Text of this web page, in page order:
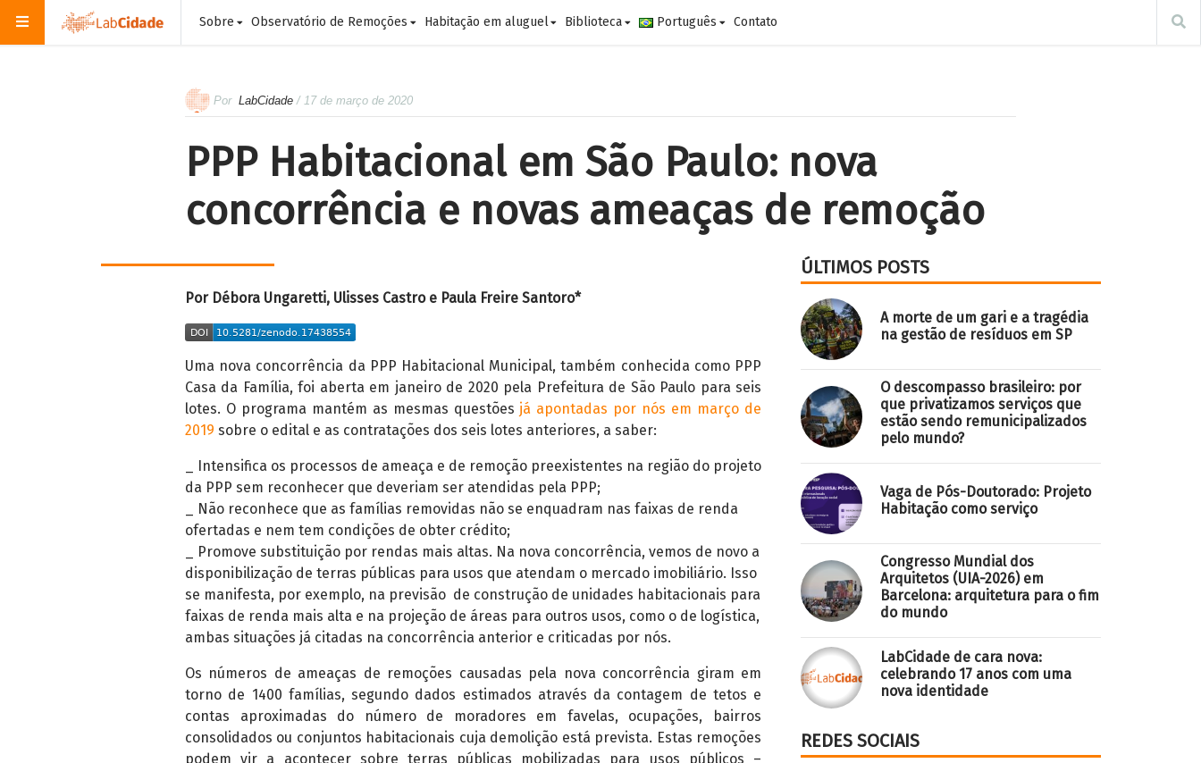
Sobre Observatório de Remoções Habitação em aluguel Biblioteca Português Contato
Por LabCidade / 17 de março de 2020
PPP Habitacional em São Paulo: nova
concorrência e novas ameaças de remoção
Por Débora Ungaretti, Ulisses Castro e Paula Freire Santoro*
Uma nova concorrência da PPP Habitacional Municipal, também conhecida como PPP
Casa da Família, foi aberta em janeiro de 2020 pela Prefeitura de São Paulo para seis
lotes. O programa mantém as mesmas questões já apontadas por nós em março de
2019 sobre o edital e as contratações dos seis lotes anteriores, a saber:
_ Intensifica os processos de ameaça e de remoção preexistentes na região do projeto
da PPP sem reconhecer que deveriam ser atendidas pela PPP;
_ Não reconhece que as famílias removidas não se enquadram nas faixas de renda
ofertadas e nem tem condições de obter crédito;
_ Promove substituição por rendas mais altas. Na nova concorrência, vemos de novo a
disponibilização de terras públicas para usos que atendam o mercado imobiliário. Isso
se manifesta, por exemplo, na previsão de construção de unidades habitacionais para
faixas de renda mais alta e na projeção de áreas para outros usos, como o de logística,
ambas situações já citadas na concorrência anterior e criticadas por nós.
Os números de ameaças de remoções causadas pela nova concorrência giram em
torno de 1400 famílias, segundo dados estimados através da contagem de tetos e
contas aproximadas do número de moradores em favelas, ocupações, bairros
consolidados ou conjuntos habitacionais cuja demolição está prevista. Estas remoções
podem vir a acontecer sobre terras públicas mobilizadas para usos públicos –
ÚLTIMOS POSTS
A morte de um gari e a tragédia
na gestão de resíduos em SP
O descompasso brasileiro: por
que privatizamos serviços que
estão sendo remunicipalizados
pelo mundo?
Vaga de Pós-Doutorado: Projeto
Habitação como serviço
Congresso Mundial dos
Arquitetos (UIA-2026) em
Barcelona: arquitetura para o fim
do mundo
LabCidade de cara nova:
celebrando 17 anos com uma
nova identidade
REDES SOCIAIS